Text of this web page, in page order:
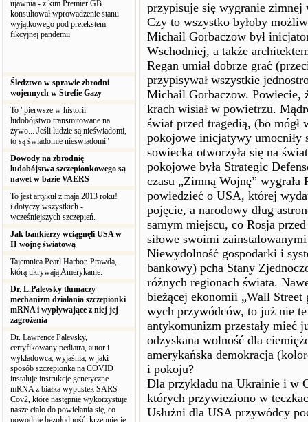
ujawnia - z kim Premier GB
konsultował wprowadzenie stanu
wyjątkowego pod pretekstem
fikcyjnej pandemii
Śledztwo w sprawie zbrodni
wojennych w Strefie Gazy
To "pierwsze w historii
ludobójstwo transmitowane na
żywo... Jeśli ludzie są nieświadomi,
to są świadomie nieświadomi"
Dowody na zbrodnię
ludobójstwa szczepionkowego są
nawet w bazie VAERS
To jest artykuł z maja 2013 roku!
i dotyczy wszystkich -
wcześniejszych szczepień.
Jak bankierzy wciągnęli USA w
II wojnę światową
Tajemnica Pearl Harbor. Prawda,
którą ukrywają Amerykanie.
Dr. L.Palevsky tłumaczy
mechanizm działania szczepionki
mRNA i wypływające z niej jej
zagrożenia
Dr. Lawrence Palevsky,
certyfikowany pediatra, autor i
wykładowca, wyjaśnia, w jaki
sposób szczepionka na COVID
instaluje instrukcje genetyczne
mRNA z białka wypustek SARS-
Cov2, które następnie wykorzystuje
nasze ciało do powielania się, co
powoduje bezpłodność, krzepnięcie
przypisuje się wygranie
Czy to wszystko byłoby
Michail Gorbaczow był
Wschodniej, a także
Regan umiał dobrze grać
przypisywał wszystkie
Michail Gorbaczow. Powiecie,
krach wisiał w powietrzu.
świat przed tragedią, (bo mógł
pokojowe inicjatywy umocniły
sowiecka otworzyła się na
pokojowe była Strategic
czasu „Zimną Wojnę” wygrała
powiedzieć o USA, której
pojęcie, a narodowy dług
samym miejscu, co Rosja
siłowe swoimi
Niewydolność gospodarki i
bankowy) pcha Stany
różnych regionach świata.
bieżącej ekonomii „Wall Street
wych przywódców, to już nie
antykomunizm przestały mieć
odzyskana wolność dla
amerykańska demokracja
i pokoju?
Dla przykładu na Ukrainie i w
których przywieziono w
Usłużni dla USA przywódcy